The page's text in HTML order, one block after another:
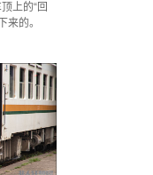
上的“回
来的。